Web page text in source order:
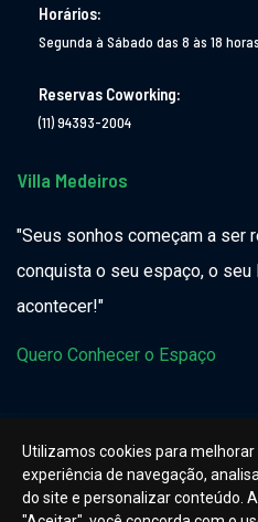
Horários:
Segunda à Sábado das 8 às 18 horas
Reservas Coworking:
(11) 94393-2004
Villa Medeiros
"Seus sonhos começam a ser
conquista o seu espaço, o seu
acontecer!"
Quero Conhecer o Espaço
Utilizamos cookies para melhorar
experiência de navegação,
do site e personalizar conteúdo.